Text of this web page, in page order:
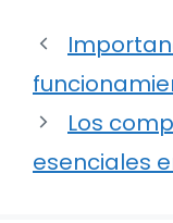
Los
esenciales